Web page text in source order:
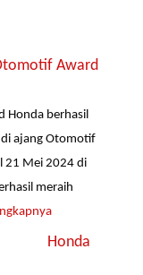
Award
Honda berhasil
di ajang Otomotif
21 Mei 2024 di
meraih
Honda